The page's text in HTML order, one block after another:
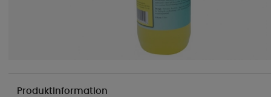
Produktinformation